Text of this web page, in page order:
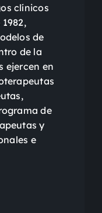
clínicos
de
de la
ejercen en
de
y
e